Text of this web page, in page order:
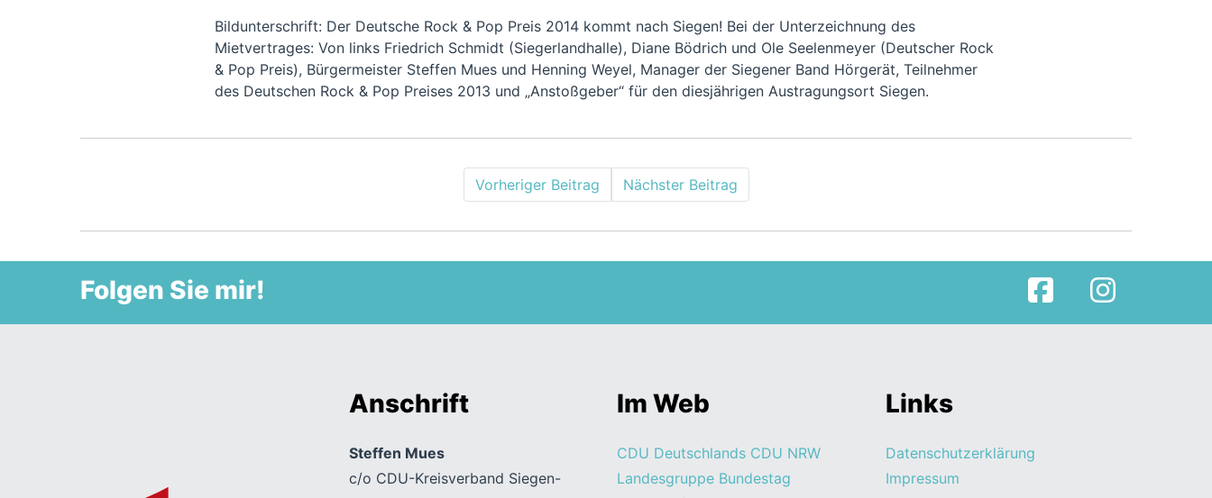
Bildunterschrift: Der Deutsche Rock & Pop Preis 2014 kommt nach Siegen! Bei der Unterzeichnung des
Mietvertrages: Von links Friedrich Schmidt (Siegerlandhalle), Diane Bödrich und Ole Seelenmeyer (Deutscher Rock
& Pop Preis), Bürgermeister Steffen Mues und Henning Weyel, Manager der Siegener Band Hörgerät, Teilnehmer
des Deutschen Rock & Pop Preises 2013 und „Anstoßgeber“ für den diesjährigen Austragungsort Siegen.
Vorheriger Beitrag Nächster Beitrag
Folgen Sie mir! Facebook
Anschrift
Steffen Mues
c/o CDU-Kreisverband Siegen-
Im Web
CDU Deutschlands CDU NRW
Landesgruppe Bundestag
Links
Datenschutzerklärung
Impressum